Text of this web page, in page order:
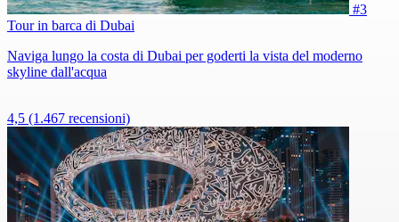
#3
Tour in barca di Dubai
Naviga lungo la costa di Dubai per goderti la vista del moderno
skyline dall'acqua
4,5 (1.467 recensioni)